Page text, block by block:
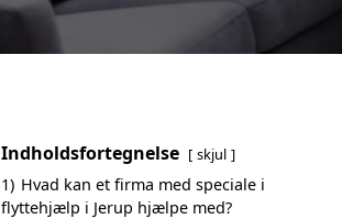
Indholdsfortegnelse skjul
1) Hvad kan et firma med speciale i
flyttehjælp i Jerup hjælpe med?